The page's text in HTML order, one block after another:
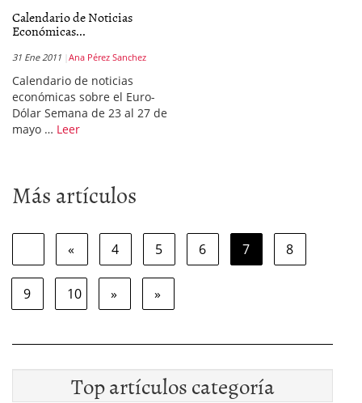
Calendario de Noticias
Económicas...
31 Ene 2011 Ana Pérez Sanchez
Calendario de noticias
económicas sobre el Euro-
Dólar Semana de 23 al 27 de
mayo … Leer
Más artículos
« 4 5 6 7 8
9 10 » »
Top artículos categoría